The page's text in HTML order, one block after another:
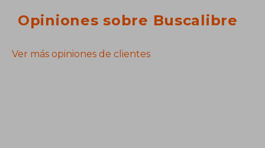
Opiniones sobre Buscalibre
Ver más opiniones de clientes